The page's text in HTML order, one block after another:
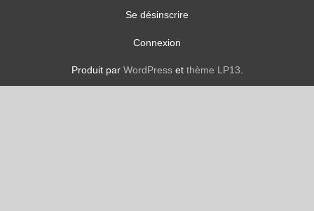
Se désinscrire
Connexion
Produit par WordPresset thème LP13